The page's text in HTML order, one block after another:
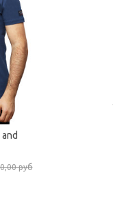
руб